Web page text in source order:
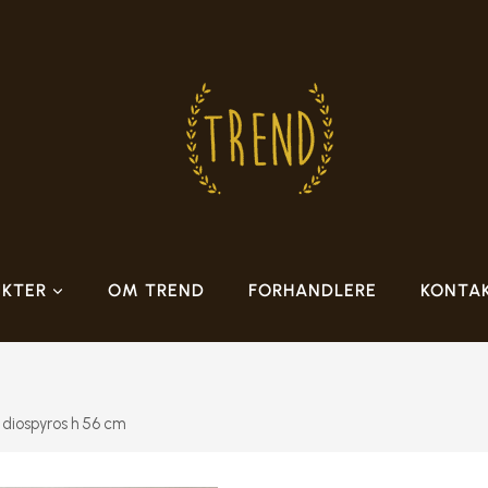
OM TREND FORHANDLERE
h 56 cm